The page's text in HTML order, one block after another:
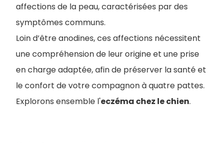
affections de la peau, caractérisées par des
symptômes communs.
Loin d’être anodines, ces affections nécessitent
une compréhension de leur origine et une prise
en charge adaptée, afin de préserver la santé et
le confort de votre compagnon à quatre pattes.
Explorons ensemble l'eczéma chez le chien.